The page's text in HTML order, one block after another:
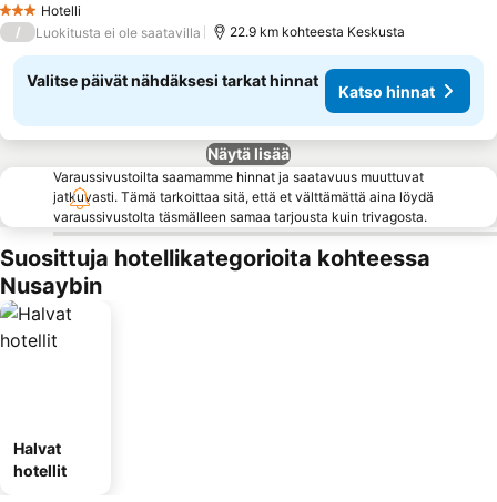
3 Tähtiluokitus
Hotelli
/ Luokitusta ei ole saatavilla 22.9 km kohteesta Keskusta
Valitse päivät nähdäksesi tarkat hinnat
Katso hinnat
Näytä lisää
Varaussivustoilta saamamme hinnat ja saatavuus muuttuvat
jatkuvasti. Tämä tarkoittaa sitä, että et välttämättä aina löydä
varaussivustolta täsmälleen samaa tarjousta kuin trivagosta.
Suosittuja hotellikategorioita kohteessa
Nusaybin
Halvat
hotellit